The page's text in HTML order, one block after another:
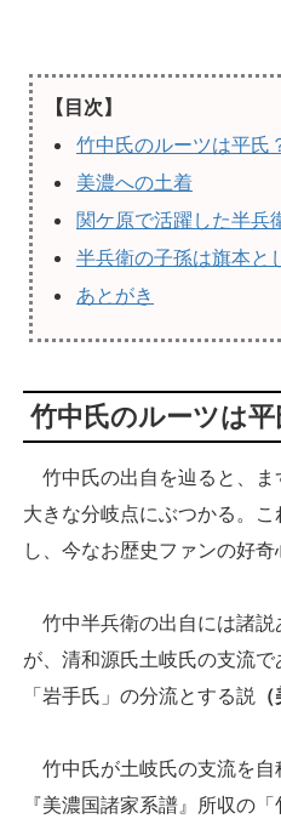
【目次】
竹中氏のルーツは平氏
美濃への土着
関ケ原で活躍した半兵
半兵衛の子孫は旗本と
あとがき
竹中氏のルーツは平
竹中氏の出自を辿ると、ま
大きな分岐点にぶつかる。
し、今なお歴史ファンの好奇
竹中半兵衛の出自には諸説
が、清和源氏土岐氏の支流
「岩手氏」の分流とする説
竹中氏が土岐氏の支流を自
『美濃国諸家系譜』所収の